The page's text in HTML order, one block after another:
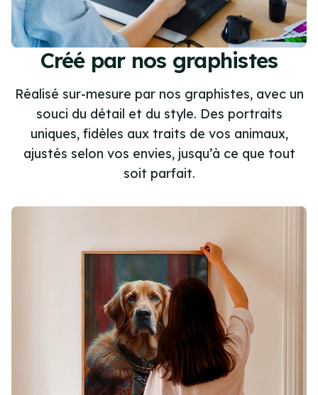
Créé par nos graphistes
Réalisé sur-mesure par nos graphistes, avec un
souci du détail et du style. Des portraits
uniques, fidèles aux traits de vos animaux,
ajustés selon vos envies, jusqu’à ce que tout
soit parfait.